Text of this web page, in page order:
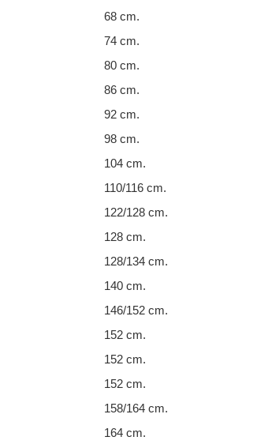
68 cm.
74 cm.
80 cm.
86 cm.
92 cm.
98 cm.
104 cm.
110/116 cm.
122/128 cm.
128 cm.
128/134 cm.
140 cm.
146/152 cm.
152 cm.
152 cm.
152 cm.
158/164 cm.
164 cm.